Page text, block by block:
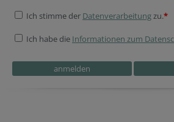
Ich stimme der Datenverarbeitungzu.*
Ich habe die Informationen zum